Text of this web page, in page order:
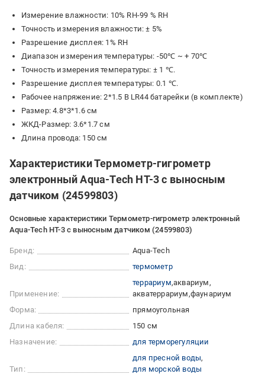
Измерение влажности: 10% RH-99 % RH
Точность измерения влажности: ± 5%
Разрешение дисплея: 1% RH
Диапазон измерения температуры: -50℃ ~ + 70℃
Точность измерения температуры: ± 1 ℃.
Разрешение дисплея температуры: 0.1 ℃.
Рабочее напряжение: 2*1.5 В LR44 батарейки (в комплекте)
Размер: 4.8*3*1.6 см
ЖКД-Размер: 3.6*1.7 см
Длина провода: 150 см
Характеристики Термометр-гигрометр
электронный Aqua-Tech HT-3 с выносным
датчиком (24599803)
Основные характеристики Термометр-гигрометр электронный
Aqua-Tech HT-3 с выносным датчиком (24599803)
Бренд:
Aqua-Tech
Вид:
термометр
Применение:
террариум аквариум
акватеррариум фаунариум
Форма:
прямоугольная
Длина кабеля:
150 см
Назначение:
для терморегуляции
Тип:
для пресной воды
для морской воды